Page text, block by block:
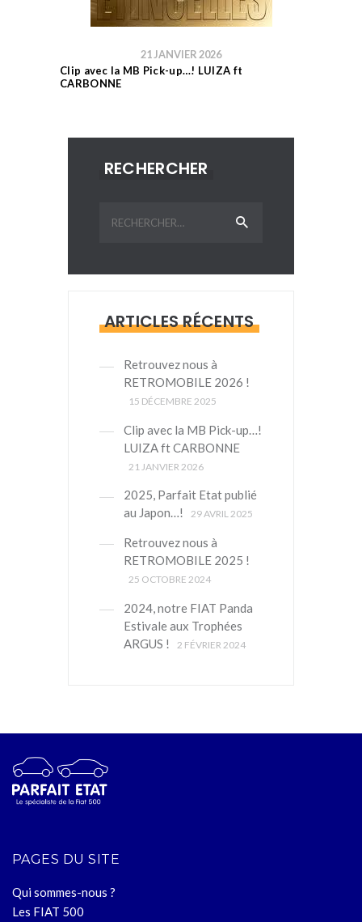
21 JANVIER 2026
Clip avec la MB Pick-up…! LUIZA ft
CARBONNE
RECHERCHER
ARTICLES RÉCENTS
Retrouvez nous à
RETROMOBILE 2026 !
15 DÉCEMBRE 2025
Clip avec la MB Pick-up…!
LUIZA ft CARBONNE
21 JANVIER 2026
2025, Parfait Etat publié
au Japon…!
29 AVRIL 2025
Retrouvez nous à
RETROMOBILE 2025 !
25 OCTOBRE 2024
2024, notre FIAT Panda
Estivale aux Trophées
ARGUS !
2 FÉVRIER 2024
PAGES DU SITE
Qui sommes-nous ?
Les FIAT 500